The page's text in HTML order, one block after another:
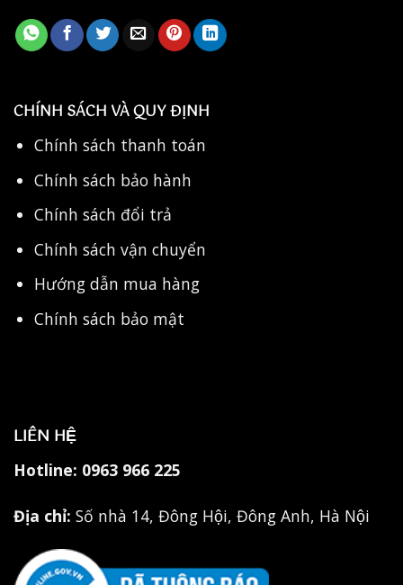
CHÍNH SÁCH VÀ QUY ĐỊNH
Chính sách thanh toán
Chính sách bảo hành
Chính sách đổi trả
Chính sách vận chuyển
Hướng dẫn mua hàng
Chính sách bảo mật
LIÊN HỆ
Hotline: 0963 966 225
Địa chỉ: Số nhà 14, Đông Hội, Đông Anh, Hà Nội